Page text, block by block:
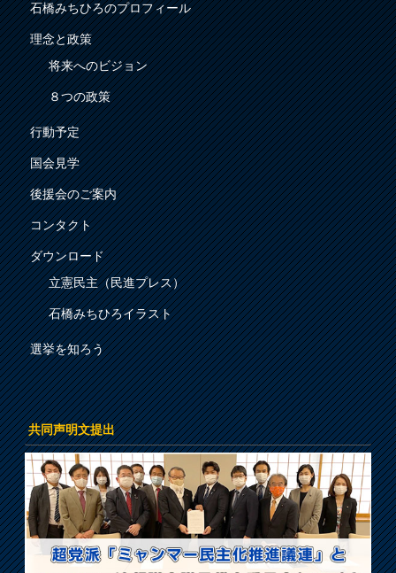
石橋みちひろのプロフィール
理念と政策
将来へのビジョン
８つの政策
行動予定
国会見学
後援会のご案内
コンタクト
ダウンロード
立憲民主（民進プレス）
石橋みちひろイラスト
選挙を知ろう
共同声明文提出